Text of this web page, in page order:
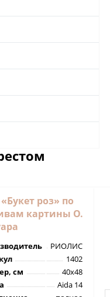
«Букет роз» по
картины О.
РИОЛИС
1402
см
40х48
Aida 14